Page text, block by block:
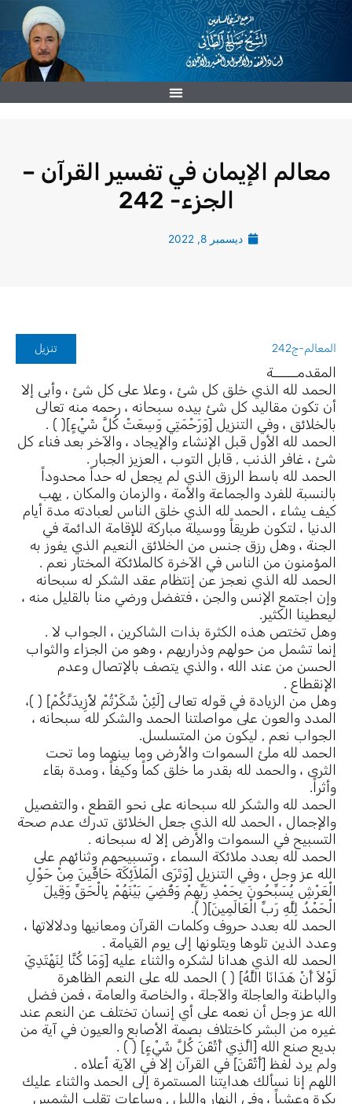
تخطي
معالم الإيمان في تفسير القرآن –
الجزء- 242
ديسمبر 8, 2022
المعالم-ج242 تنزيل
المقدمــــــة
الحمد لله الذي خلق كل شئ ، وعلا على كل شئ ، وأبى إلا
أن تكون مقاليد كل شئ بيده سبحانه ، رحمه منه تعالى
بالخلائق ، وفي التنزيل [وَرَحْمَتِي وَسِعَتْ كُلَّ شَيْءٍ]( ) .
الحمد لله الأول قبل الإنشاء والإيجاد ، والآخر بعد فناء كل
شئ ، غافر الذنب , قابل التوب ، العزيز الجبار .
الحمد لله باسط الرزق الذي لم يجعل له حداً محدوداً
بالنسبة للفرد والجماعة والأمة ، والزمان والمكان , يهب
كيف يشاء ، الحمد لله الذي خلق الناس لعبادته مدة أيام
الدنيا ، لتكون طريقاً ووسيلة مباركة للإقامة الدائمة في
الجنة ، وهل رزق جنس من الخلائق النعيم الذي يفوز به
المؤمنون من الناس في الآخرة كالملائكة المختار نعم .
الحمد لله الذي نعجز عن إنتظام عقد الشكر له سبحانه
وإن اجتمع الإنس والجن ، فتفضل ورضي منا بالقليل منه ،
ليعطينا الكثير.
وهل تختص هذه الكثرة بذات الشاكرين ، الجواب لا .
إنما تشمل من حولهم وذراريهم ، وهو من الجزاء والثواب
الحسن من عند الله ، والذي يتصف بالإتصال وعدم
الإنقطاع .
وهل من الزيادة في قوله تعالى [لَئِنْ شَكَرْتُمْ لأَزِيدَنَّكُمْ] ( )،
المدد والعون على مواصلتنا الحمد والشكر لله سبحانه ،
الجواب نعم , ليكون من المتسلسل.
الحمد لله ملئ السموات والأرض وما بينهما وما تحت
الثرى ، والحمد لله بقدر ما خلق كماً وكيفاً ، ومدة بقاء
وأثراً.
الحمد لله والشكر لله سبحانه على نحو القطع ، والتفصيل
والإجمال ، الحمد لله الذي جعل الخلائق تدرك عدم صحة
التسبيح في السموات والأرض إلا له سبحانه .
الحمد لله بعدد ملائكة السماء ، وتسبيحهم وثنائهم على
الله عز وجل ، وفي التنزيل [وَتَرَى الْمَلاَئِكَةَ حَافِّينَ مِنْ حَوْلِ
الْعَرْشِ يُسَبِّحُونَ بِحَمْدِ رَبِّهِمْ وَقُضِيَ بَيْنَهُمْ بِالْحَقِّ وَقِيلَ
الْحَمْدُ لِلَّهِ رَبِّ الْعَالَمِينَ]( ).
الحمد لله بعدد حروف وكلمات القرآن ومعانيها ودلالاتها ،
وعدد الذين تلوها ويتلونها إلى يوم القيامة .
الحمد لله الذي هدانا لشكره والثناء عليه [وَمَا كُنَّا لِنَهْتَدِيَ
لَوْلاَ أَنْ هَدَانَا اللَّهُ] ( ) الحمد لله على النعم الظاهرة
والباطنة والعاجلة والآجلة ، والخاصة والعامة ، فمن فضل
الله عز وجل أن نعمه على أي إنسان تختلف عن النعم عند
غيره من البشر كاختلاف بصمة الأصابع والعيون في آية من
بديع صنع الله [الَّذِي أَتْقَنَ كُلَّ شَيْءٍ] ( ) .
ولم يرد لفظ [أَتْقَنَ] في القرآن إلا في الآية أعلاه .
اللهم إنا نسألك هدايتنا المستمرة إلى الحمد والثناء عليك
بكرة وعشياً ، وفي النهار والليل , وساعات تقلب الشمس